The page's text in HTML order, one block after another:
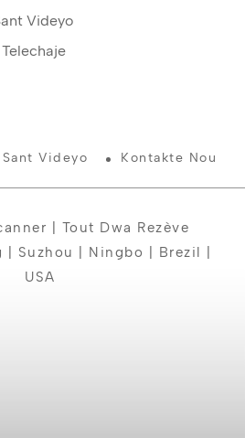
Videyo
Telechaje
Sant Videyo Kontakte Nou
| Tout Dwa Rezève
Suzhou | Ningbo | Brezil |
USA